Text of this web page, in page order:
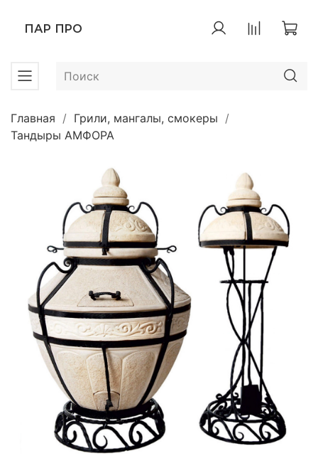
ПАР ПРО
Главная
Грили, мангалы, смокеры
Тандыры АМФОРА